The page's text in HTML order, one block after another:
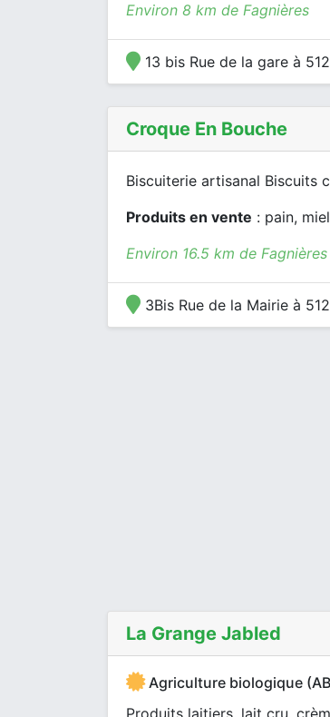
Environ 8 km de Fagnières
13 bis Rue de la gare à
Croque En Bouche
Biscuiterie artisanal Biscuits
Produits en vente : pain,
Environ 16.5 km de Fagnières
3Bis Rue de la Mairie à
La Grange Jabled
Agriculture biologique
Produits laitiers, lait cru,